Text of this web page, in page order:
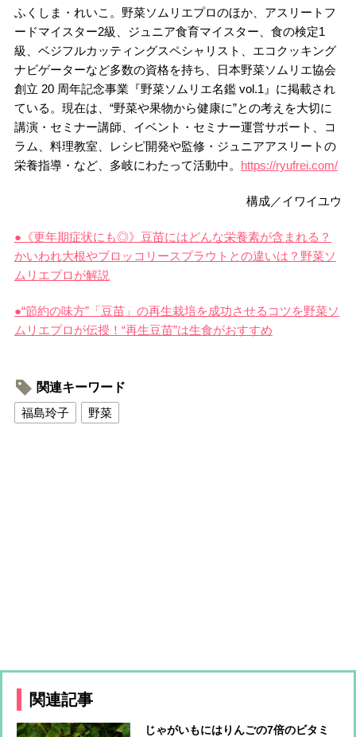
ふくしま・れいこ。野菜ソムリエプロのほか、アスリートフ
ードマイスター2級、ジュニア食育マイスター、食の検定1
級、ベジフルカッティングスペシャリスト、エコクッキング
ナビゲーターなど多数の資格を持ち、日本野菜ソムリエ協会
創立 20 周年記念事業『野菜ソムリエ名鑑 vol.1』に掲載され
ている。現在は、“野菜や果物から健康に”との考えを大切に
講演・セミナー講師、イベント・セミナー運営サポート、コ
ラム、料理教室、レシピ開発や監修・ジュニアアスリートの
栄養指導・など、多岐にわたって活動中。 https://ryufrei.com/
構成／イワイユウ
●《更年期症状にも◎》豆苗にはどんな栄養素が含まれる？
かいわれ大根やブロッコリースプラウトとの違いは？野菜ソ
ムリエプロが解説
●“節約の味方”「豆苗」の再生栽培を成功させるコツを野菜ソ
ムリエプロが伝授！“再生豆苗”は生食がおすすめ
関連キーワード
福島玲子
野菜
関連記事
じゃがいもにはりんごの7倍のビタミ